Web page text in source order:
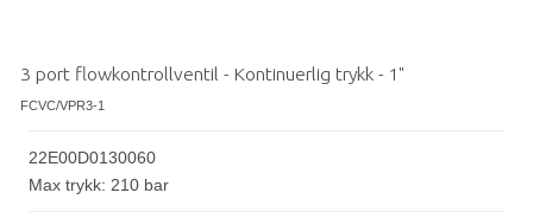
3 port flowkontrollventil - Kontinuerlig trykk - 1"
FCVC/VPR3-1
22E00D0130060
Max trykk: 210 bar